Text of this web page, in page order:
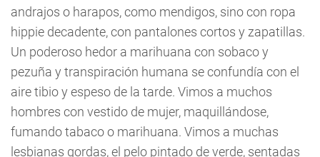
andrajos o harapos, como mendigos, sino con ropa
hippie decadente, con pantalones cortos y zapatillas.
Un poderoso hedor a marihuana con sobaco y
pezuña y transpiración humana se confundía con el
aire tibio y espeso de la tarde. Vimos a muchos
hombres con vestido de mujer, maquillándose,
fumando tabaco o marihuana. Vimos a muchas
lesbianas gordas, el pelo pintado de verde, sentadas